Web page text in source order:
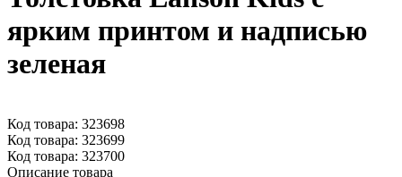
ярким принтом и надписью
зеленая
Код товара: 323698
Код товара: 323699
Код товара: 323700
Описание товара